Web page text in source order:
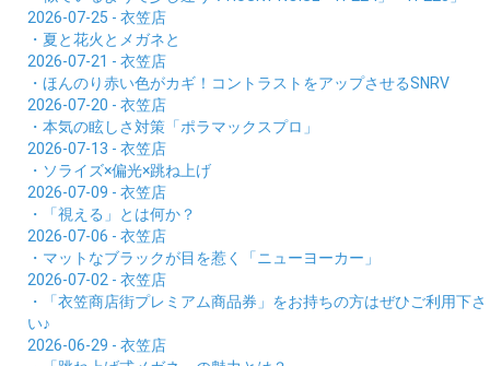
2026-07-25 - 衣笠店
・夏と花火とメガネと
2026-07-21 - 衣笠店
・ほんのり赤い色がカギ！コントラストをアップさせるSNRV
2026-07-20 - 衣笠店
・本気の眩しさ対策「ポラマックスプロ」
2026-07-13 - 衣笠店
・ソライズ×偏光×跳ね上げ
2026-07-09 - 衣笠店
・「視える」とは何か？
2026-07-06 - 衣笠店
・マットなブラックが目を惹く「ニューヨーカー」
2026-07-02 - 衣笠店
・「衣笠商店街プレミアム商品券」をお持ちの方はぜひご利用下さ
い♪
2026-06-29 - 衣笠店